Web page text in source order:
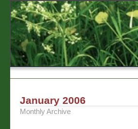
January 2006
Monthly Archive